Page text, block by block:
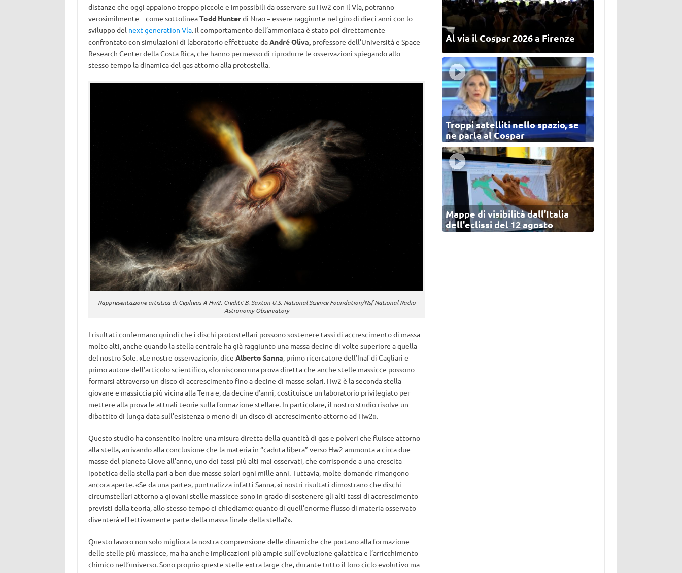
distanze che oggi appaiono troppo piccole e impossibili da osservare su Hw2 con il Vla, potranno
verosimilmente – come sottolineaTodd Hunterdi Nrao–essere raggiunte nel giro di dieci anni con lo
sviluppo del next generation Vla. Il comportamento dell’ammoniaca è stato poi direttamente
confrontato con simulazioni di laboratorio effettuate daAndré Oliva,professore dell’Università e Space
Research Center della Costa Rica, che hanno permesso di riprodurre le osservazioni spiegando allo
stesso tempo la dinamica del gas attorno alla protostella.
Rappresentazione artistica di Cepheus A Hw2. Crediti: B. Saxton U.S. National Science Foundation/Nsf National Radio
Astronomy Observatory
I risultati confermano quindi che i dischi protostellari possono sostenere tassi di accrescimento di massa
molto alti, anche quando la stella centrale ha già raggiunto una massa decine di volte superiore a quella
del nostro Sole. «Le nostre osservazioni», dice Alberto Sanna, primo ricercatore dell’Inaf di Cagliari e
primo autore dell’articolo scientifico, «forniscono una prova diretta che anche stelle massicce possono
formarsi attraverso un disco di accrescimento fino a decine di masse solari. Hw2 è la seconda stella
giovane e massiccia più vicina alla Terra e, da decine d’anni, costituisce un laboratorio privilegiato per
mettere alla prova le attuali teorie sulla formazione stellare. In particolare, il nostro studio risolve un
dibattito di lunga data sull’esistenza o meno di un disco di accrescimento attorno ad Hw2».
Questo studio ha consentito inoltre una misura diretta della quantità di gas e polveri che fluisce attorno
alla stella, arrivando alla conclusione che la materia in “caduta libera” verso Hw2 ammonta a circa due
masse del pianeta Giove all’anno, uno dei tassi più alti mai osservati, che corrisponde a una crescita
ipotetica della stella pari a ben due masse solari ogni mille anni. Tuttavia, molte domande rimangono
ancora aperte. «Se da una parte», puntualizza infatti Sanna, «i nostri risultati dimostrano che dischi
circumstellari attorno a giovani stelle massicce sono in grado di sostenere gli alti tassi di accrescimento
previsti dalla teoria, allo stesso tempo ci chiediamo: quanto di quell’enorme flusso di materia osservato
diventerà effettivamente parte della massa finale della stella?».
Questo lavoro non solo migliora la nostra comprensione delle dinamiche che portano alla formazione
delle stelle più massicce, ma ha anche implicazioni più ampie sull’evoluzione galattica e l’arricchimento
chimico nell’universo. Sono proprio queste stelle extra large che, durante tutto il loro ciclo evolutivo ma
Al via il Cospar 2026 a Firenze
Troppi satelliti nello spazio, se
ne parla al Cospar
Mappe di visibilità dall’Italia
dell'eclissi del 12 agosto